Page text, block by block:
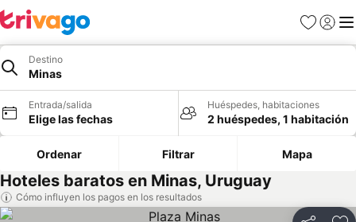
Favoritos
Iniciar
Destino
Minas
Entrada/salida
Elige las fechas
Huéspedes, habitaciones
2 huéspedes, 1 habitación
Ordenar Filtrar Mapa
Hoteles baratos en Minas, Uruguay
Cómo influyen los pagos en los resultados